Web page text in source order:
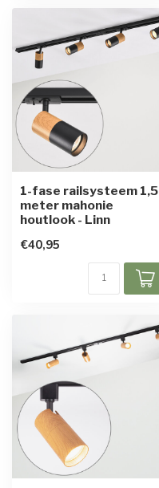
1-fase railsysteem 1,5
meter mahonie
houtlook - Linn
€40,95